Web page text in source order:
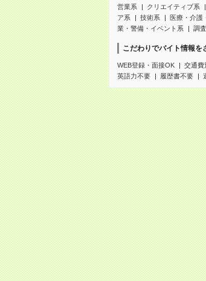
営業系
クリエイティブ系
ア系
技術系 医療・介護
業・警備・イベント系
調
こだわりでバイト情報を
WEB登録・面接OK
交通費
英語力不要
履歴書不要